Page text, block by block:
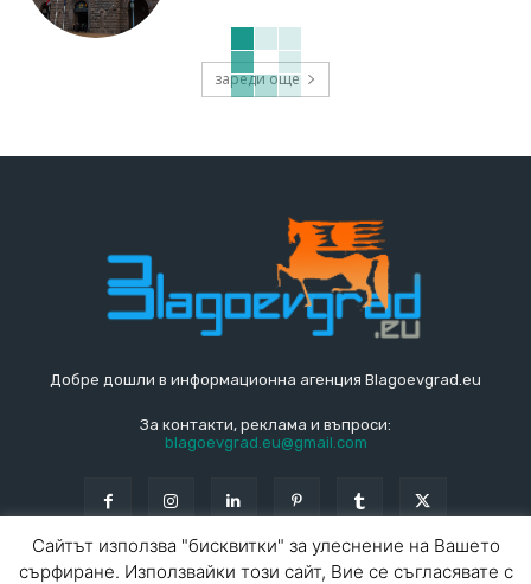
зареди още
Добре дошли в информационна агенция Blagoevgrad.eu
За контакти, реклама и въпроси:
blagoevgrad.eu@gmail.com
Сайтът използва "бисквитки" за улеснение на Вашето
сърфиране. Използвайки този сайт, Вие се съгласявате с